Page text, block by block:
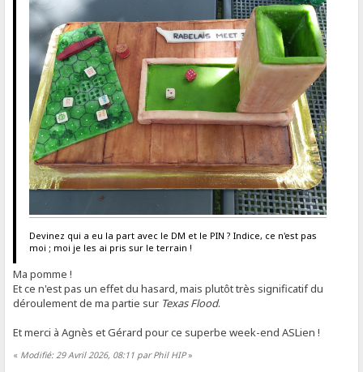
Devinez qui a eu la part avec le DM et le PIN ? Indice, ce n'est pas
moi ; moi je les ai pris sur le terrain !
Ma pomme !
Et ce n'est pas un effet du hasard, mais plutôt très significatif du
déroulement de ma partie sur Texas Flood.
Et merci à Agnès et Gérard pour ce superbe week-end ASLien !
« Modifié: 29 Avril 2026, 08:11 par Phil HIP»